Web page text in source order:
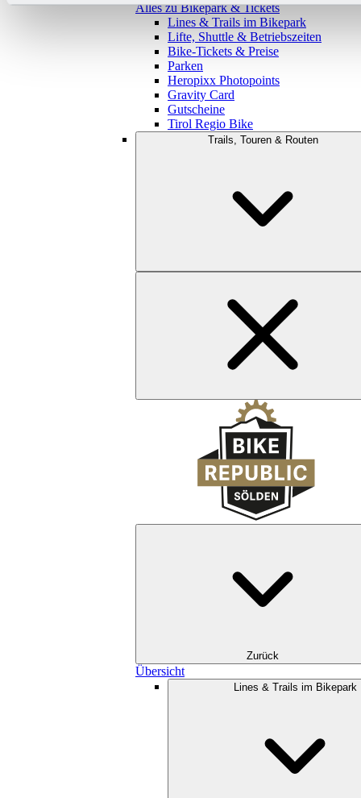
Alles zu Bikepark & Tickets
Lines & Trails im Bikepark
Lifte, Shuttle & Betriebszeiten
Bike-Tickets & Preise
Parken
Heropixx Photopoints
Gravity Card
Gutscheine
Tirol Regio Bike
Trails, Touren & Routen
Zurück
Übersicht
Lines & Trails im Bikepark